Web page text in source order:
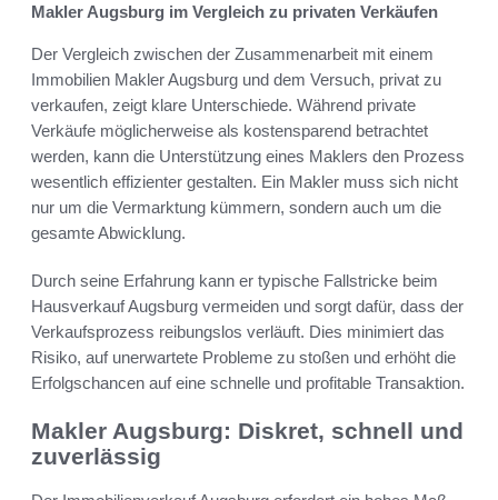
Makler Augsburg im Vergleich zu privaten Verkäufen
Der Vergleich zwischen der Zusammenarbeit mit einem
Immobilien Makler Augsburg und dem Versuch, privat zu
verkaufen, zeigt klare Unterschiede. Während private
Verkäufe möglicherweise als kostensparend betrachtet
werden, kann die Unterstützung eines Maklers den Prozess
wesentlich effizienter gestalten. Ein Makler muss sich nicht
nur um die Vermarktung kümmern, sondern auch um die
gesamte Abwicklung.
Durch seine Erfahrung kann er typische Fallstricke beim
Hausverkauf Augsburg vermeiden und sorgt dafür, dass der
Verkaufsprozess reibungslos verläuft. Dies minimiert das
Risiko, auf unerwartete Probleme zu stoßen und erhöht die
Erfolgschancen auf eine schnelle und profitable Transaktion.
Makler Augsburg: Diskret, schnell und
zuverlässig